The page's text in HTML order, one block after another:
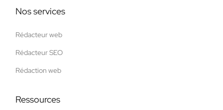
Nos services
Rédacteur web
Rédacteur SEO
Rédaction web
Ressources